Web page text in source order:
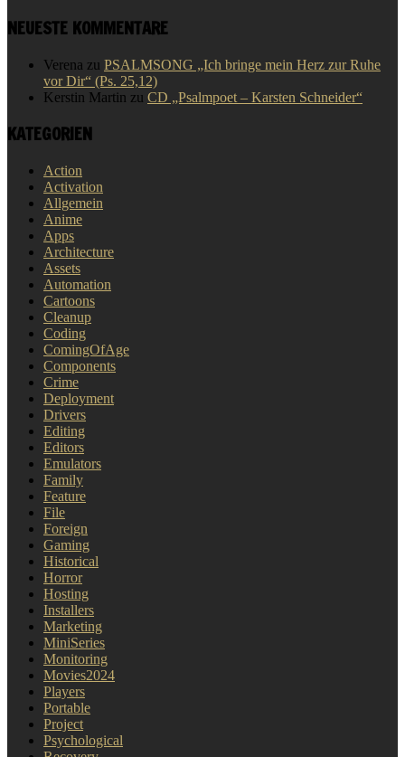
NEUESTE KOMMENTARE
Verena zu PSALMSONG „Ich bringe mein Herz zur Ruhe
vor Dir“ (Ps. 25,12)
Kerstin Martin zu CD „Psalmpoet – Karsten Schneider“
KATEGORIEN
Action
Activation
Allgemein
Anime
Apps
Architecture
Assets
Automation
Cartoons
Cleanup
Coding
ComingOfAge
Components
Crime
Deployment
Drivers
Editing
Editors
Emulators
Family
Feature
File
Foreign
Gaming
Historical
Horror
Hosting
Installers
Marketing
MiniSeries
Monitoring
Movies2024
Players
Portable
Project
Psychological